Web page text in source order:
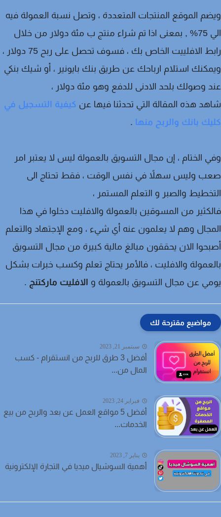
الموقع المنتجات المتعددة ، وتصل نسبة العمولة فيه
الي 75% , بمعنى اذا تم شراء منتج ب مئة دولار من خلال
رابط الافلييت الخاص بك ، فسوف تحصل على ربح 75 دولار ،
استلام ارباحك عن طريق بنك بايونير ، أو شيك بنكي
وصولك بلحد الادنى للدفع وهو مئة دولار ،
هذه المقالة التي تحدثنا فيها عنكيفية التسجيل في
بانك والربح منها.
الختام ، إن مجال التسويق بالعمولة ليس لا يعتبر امر
وليس سهلاً في نفس الوقت ، فقط تحتاج الى
والصبر و التعلم المستمر ،
من المسوقين بالعمولة والافليت دخلوا في هذا
وهم لا يعلمون عنه أي شيء ، ومع الإجتهاد والتعلم
الان يحققون مبالغ مالية كبيرة من مجال التسويق
والافليت ، فالأمر يحتاج تعلم وكسب خبرات بشكل
عن مجال التسويق بالعمولة و الافليت ماركتنج.
مواضيع مقترحة لك
سبتمبر 21, 2023
أفضل 3 طرق للربح من انستقرام - كسب
المال من...
فبراير 24, 2023
أفضل 5 مواقع العمل عن بعد والربح من بيع
الخدمات...
يناير 7, 2023
أهمية السوشيال ميديا في التجارة الإلكترونية